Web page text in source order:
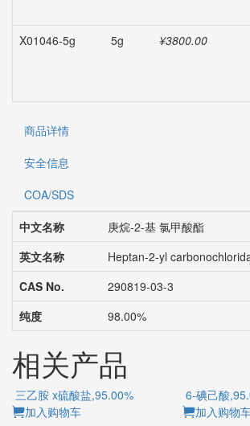
X01046-5g
5g ¥3800.00
商品详情
安全信息
COA/SDS
中文名称
庚烷-2-基 氯甲酸酯
英文名称
Heptan-2-yl
CAS No.
290819-03-3
纯度
98.00%
相关产品
三乙胺 x硫酸盐,95.00%
加入购物车
6-碘己酸
加入购物